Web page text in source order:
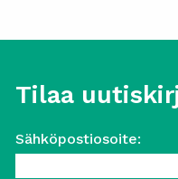
Tilaa
Sähköpostiosoite: